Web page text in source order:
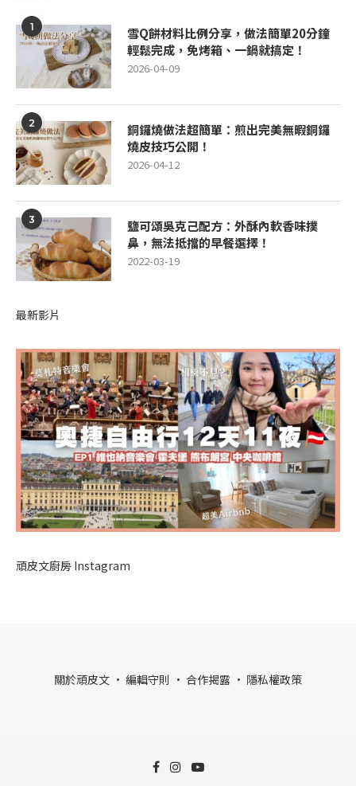
1
雪Q餅材料比例分享，做法簡單20分鐘
輕鬆完成，免烤箱、一鍋就搞定！
2026-04-09
2
銅鑼燒做法超簡單：煎出完美無暇銅鑼
燒皮技巧公開！
2026-04-12
3
鹽可頌吳克己配方：外酥內軟香味撲
鼻，無法抵擋的早餐選擇！
2022-03-19
最新影片
頑皮文廚房 Instagram
關於頑皮文 · 編輯守則 · 合作揭露 · 隱私權政策